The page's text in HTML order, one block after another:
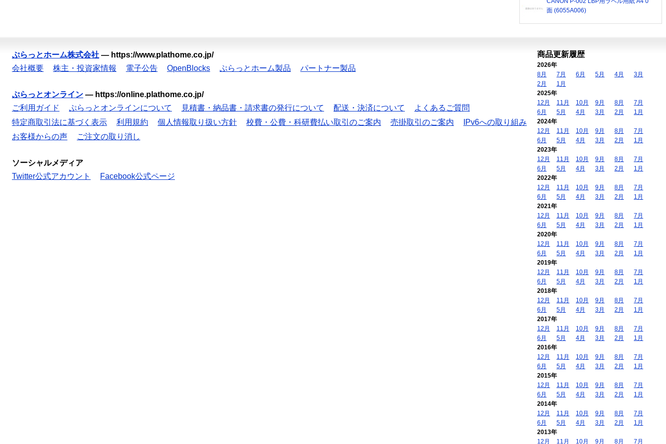
面 (6055A006)
ぷらっとホーム株式会社 — https://www.plathome.co.jp/
会社概要
株主・投資家情報 電子公告 OpenBlocks ぷらっとホーム製品 パートナー製品
ぷらっとオンライン — https://online.plathome.co.jp/
ご利用ガイド
ぷらっとオンラインについて 見積書・納品書・請求書の発行について 配送・決済について
よくあるご質問
特定商取引法に基づく表示
利用規約 個人情報取り扱い方針 校費・公費・科研費払い取引のご案内 売掛取引のご案内
IPv6への取り組み
お客様からの声
ご注文の取り消し
ソーシャルメディア
Twitter公式アカウント
Facebook公式ページ
商品更新履歴
2026年
8月
7月 6月 5月 4月
3月
2月
1月
2025年
12月
11月 10月 9月 8月
7月
6月
5月 4月 3月 2月
1月
2024年
12月
11月 10月 9月 8月
7月
6月
5月 4月 3月 2月
1月
2023年
12月
11月 10月 9月 8月
7月
6月
5月 4月 3月 2月
1月
2022年
12月
11月 10月 9月 8月
7月
6月
5月 4月 3月 2月
1月
2021年
12月
11月 10月 9月 8月
7月
6月
5月 4月 3月 2月
1月
2020年
12月
11月 10月 9月 8月
7月
6月
5月 4月 3月 2月
1月
2019年
12月
11月 10月 9月 8月
7月
6月
5月 4月 3月 2月
1月
2018年
12月
11月 10月 9月 8月
7月
6月
5月 4月 3月 2月
1月
2017年
12月
11月 10月 9月 8月
7月
6月
5月 4月 3月 2月
1月
2016年
12月
11月 10月 9月 8月
7月
6月
5月 4月 3月 2月
1月
2015年
12月
11月 10月 9月 8月
7月
6月
5月 4月 3月 2月
1月
2014年
12月
11月 10月 9月 8月
7月
6月
5月 4月 3月 2月
1月
2013年
12月
11月 10月 9月 8月 7月